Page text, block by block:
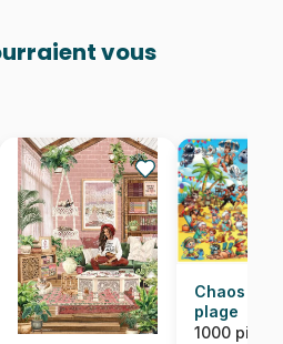
vous
Chaos sur
plage
1000